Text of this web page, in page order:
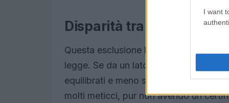
I want
Disparità tra cani di
Questa esclusione ha generato un
legge. Se da un lato si sostiene che i
equilibrati e meno soggetti a
molti meticci, pur non avendo un